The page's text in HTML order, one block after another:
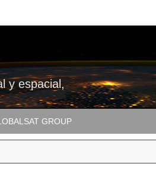
y espacial,
GROUP